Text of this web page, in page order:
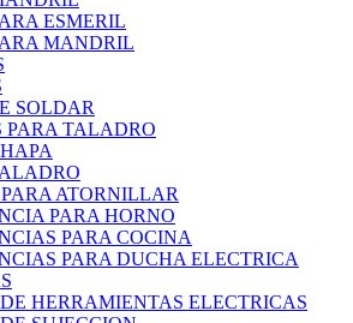
ESMERIL
MANDRIL
SOLDAR
PARA TALADRO
ATORNILLAR
PARA HORNO
PARA COCINA
PARA DUCHA ELECTRICA
HERRAMIENTAS ELECTRICAS